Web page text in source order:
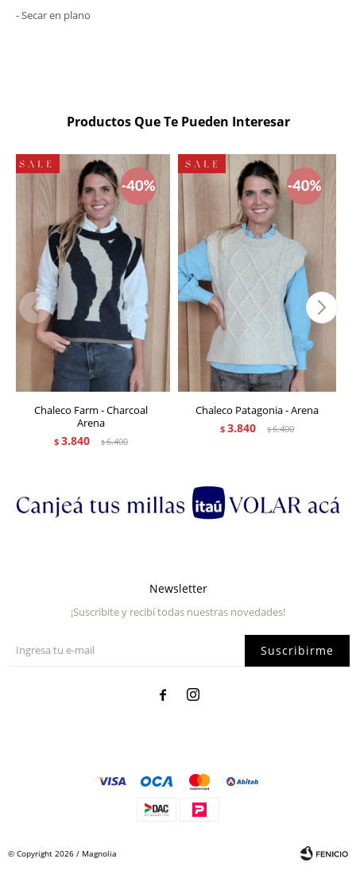
- Secar en plano
Productos Que Te Pueden Interesar
Chaleco Farm - Charcoal
Arena
$ 3.840 $6.400
Chaleco Patagonia - Arena
$ 3.840 $6.400
Newsletter
¡Suscribite y recibí todas nuestras novedades!
Suscribirme
 
© Copyright 2026 / Magnolia